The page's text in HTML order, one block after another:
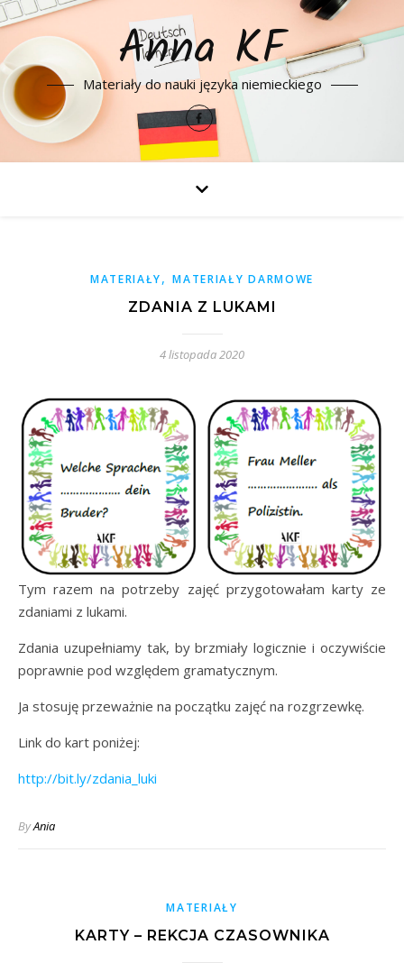
Anna KF
Materiały do nauki języka niemieckiego
MATERIAŁY,MATERIAŁY DARMOWE
ZDANIA Z LUKAMI
4 listopada 2020
Tym razem na potrzeby zajęć przygotowałam karty ze
zdaniami z lukami.
Zdania uzupełniamy tak, by brzmiały logicznie i oczywiście
poprawnie pod względem gramatycznym.
Ja stosuję przeważnie na początku zajęć na rozgrzewkę.
Link do kart poniżej:
http://bit.ly/zdania_luki
ByAnia
MATERIAŁY
KARTY – REKCJA CZASOWNIKA